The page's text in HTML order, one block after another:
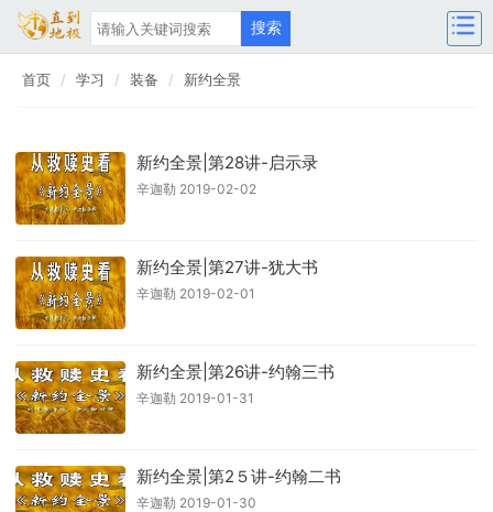
首页 学习 装备 新约全景
新约全景|第28讲-启示录
辛迦勒 2019-02-02
新约全景|第27讲-犹大书
辛迦勒 2019-02-01
新约全景|第26讲-约翰三书
辛迦勒 2019-01-31
新约全景|第2５讲-约翰二书
辛迦勒 2019-01-30